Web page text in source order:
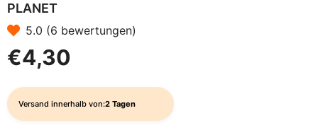
PLANET
5.0 (6 bewertungen)
€4,30
Versand innerhalb von:2 Tagen